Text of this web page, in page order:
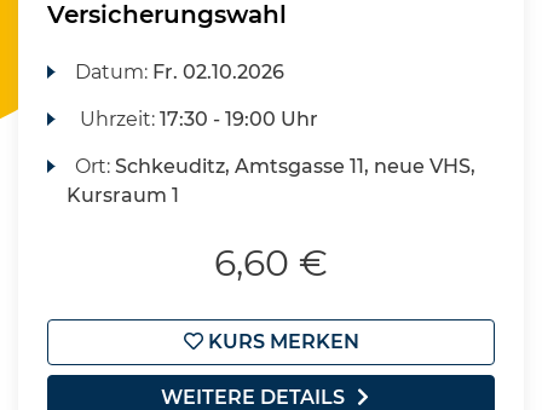
Versicherungswahl
Datum: Fr. 02.10.2026
Uhrzeit:17:30 - 19:00 Uhr
Ort:Schkeuditz, Amtsgasse 11, neue VHS,
Kursraum 1
6,60 €
KURS MERKEN
WEITERE DETAILS